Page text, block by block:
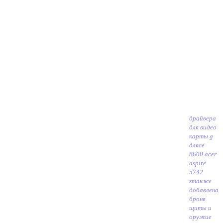
драйвера
для видео
карты g
дляce
8600 acer
aspire
5742
zтакже
добавлена
броня
щиты и
оружие